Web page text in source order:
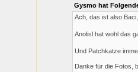
Gysmo hat
Ach, das ist also
Anolisl hat wohl das
Und Patchkatze
Danke für die Fotos,